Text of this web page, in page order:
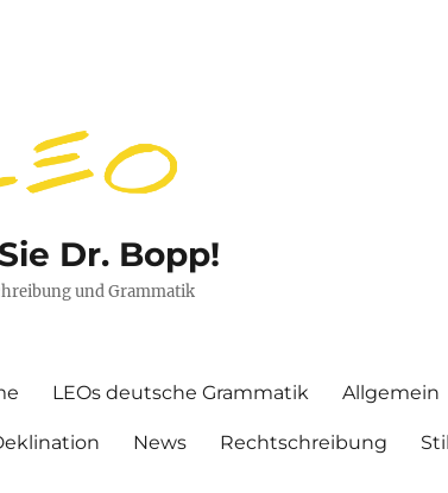
Dr. Bopp!
und Grammatik
LEOs deutsche Grammatik Allgemein
News Rechtschreibung